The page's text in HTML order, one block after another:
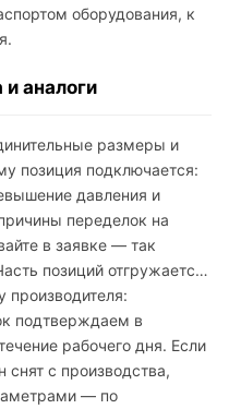
оборудования, к
аналоги
размеры и
позиция подключается:
давления и
переделок на
в заявке — так
позиций отгружается
производителя:
подтверждаем в
рабочего дня. Если
снят с производства,
— по